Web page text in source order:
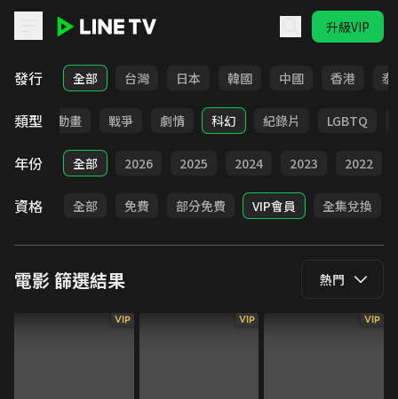
升級VIP
LINE TV - 電影
發行 全部 台灣 日本 韓國 中國 香港 泰
類型
青春 動畫 戰爭 劇情 科幻 紀錄片 LGBTQ
年份 全部 2026 2025 2024 2023 2022
資格 全部 免費 部分免費 VIP會員 全集兌換
電影篩選結果 熱門
VIP VIP VIP